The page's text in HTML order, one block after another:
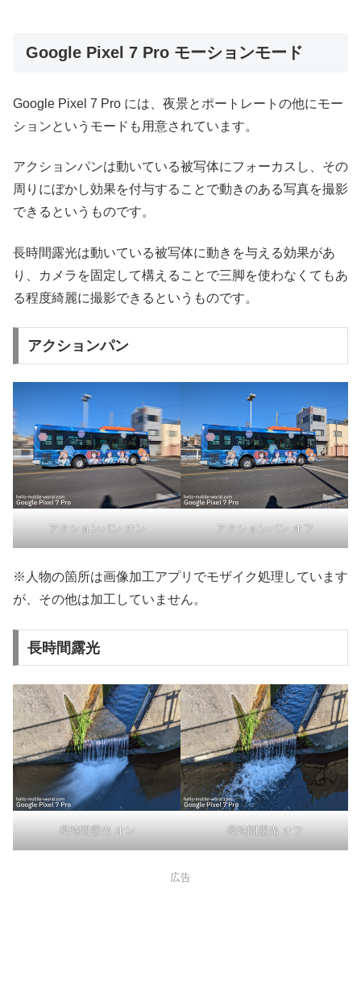
Google Pixel 7 Pro モーションモード
Google Pixel 7 Pro には、夜景とポートレートの他にモー
ションというモードも用意されています。
アクションパンは動いている被写体にフォーカスし、その
周りにぼかし効果を付与することで動きのある写真を撮影
できるというものです。
長時間露光は動いている被写体に動きを与える効果があ
り、カメラを固定して構えることで三脚を使わなくてもあ
る程度綺麗に撮影できるというものです。
アクションパン
アクションパン オン アクションパン オフ
※人物の箇所は画像加工アプリでモザイク処理しています
が、その他は加工していません。
長時間露光
長時間露光 オン 長時間露光 オフ
広告